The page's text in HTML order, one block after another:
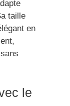
taille
en
le